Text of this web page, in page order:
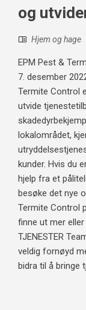
og
Hjem og hage
EPM Pest &
7. desember
Termite Control
utvide
lokalområdet,
kunder. Hvis du
hjelp fra et
besøke det nye
Termite Control
finne ut mer eller
TJENESTER
veldig fornøyd
bidra til å bringe